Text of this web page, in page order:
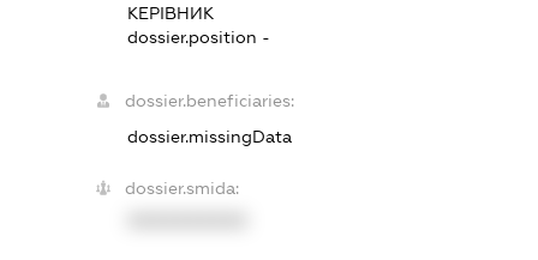
КЕРІВНИК
dossier.position -
dossier.beneficiaries:
dossier.missingData
dossier.smida: